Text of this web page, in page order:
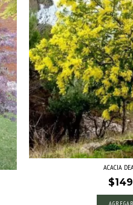
ACACIA